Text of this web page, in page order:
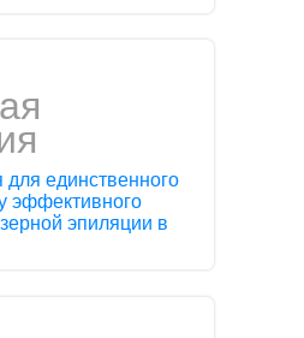
единственного
эффективного
эпиляции в